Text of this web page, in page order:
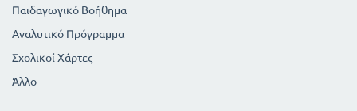
Παιδαγωγικό Βοήθημα
Αναλυτικό Πρόγραμμα
Σχολικοί Χάρτες
Άλλο